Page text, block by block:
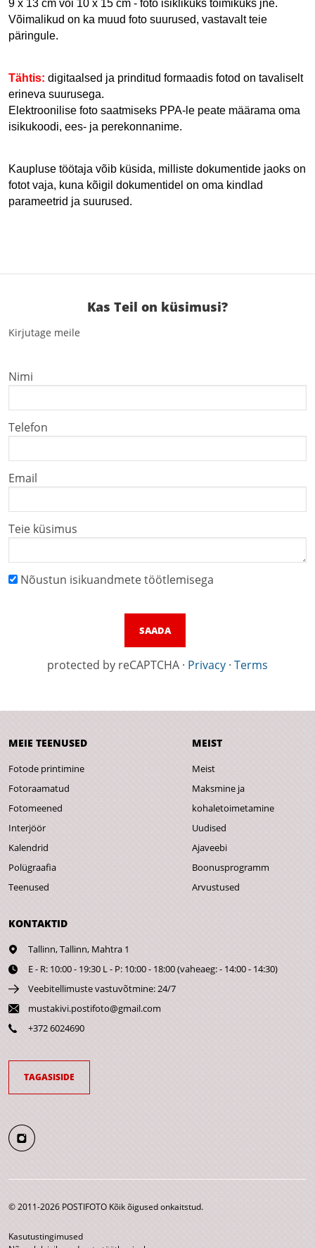
9 x 13 cm või 10 x 15 cm - foto isiklikuks toimikuks jne.
Võimalikud on ka muud foto suurused, vastavalt teie
päringule.
Tähtis: digitaalsed ja prinditud formaadis fotod on tavaliselt
erineva suurusega.
Elektroonilise foto saatmiseks PPA-le peate määrama oma
isikukoodi, ees- ja perekonnanime.
Kaupluse töötaja võib küsida, milliste dokumentide jaoks on
fotot vaja, kuna kõigil dokumentidel on oma kindlad
parameetrid ja suurused.
Kas Teil on küsimusi?
Kirjutage meile
Nimi
Telefon
Email
Teie küsimus
Nõustun isikuandmete töötlemisega
protected by reCAPTCHA · Privacy · Terms
MEIE TEENUSED
Fotode printimine
Fotoraamatud
Fotomeened
Interjöör
Kalendrid
Polügraafia
Teenused
MEIST
Meist
Maksmine ja
kohaletoimetamine
Uudised
Ajaveebi
Boonusprogramm
Arvustused
KONTAKTID
Tallinn,Tallinn, Mahtra 1
E - R: 10:00 - 19:30 L - P: 10:00 - 18:00 (vaheaeg: - 14:00 - 14:30)
Veebitellimuste vastuvõtmine: 24/7
mustakivi.postifoto@gmail.com
+372 6024690
TAGASISIDE
© 2011-2026 POSTIFOTO Kõik õigused onkaitstud.
Kasutustingimused